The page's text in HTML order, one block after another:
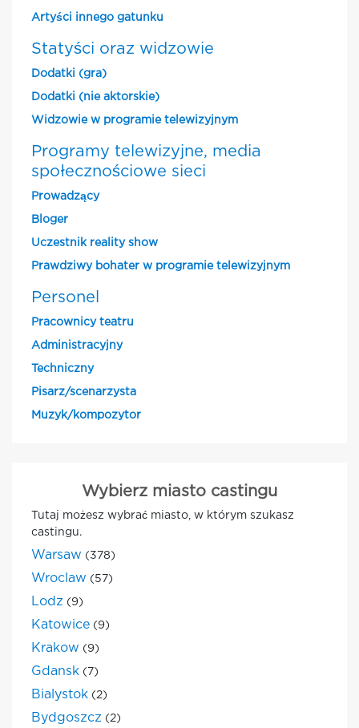
Artyści innego gatunku
Statyści oraz widzowie
Dodatki (gra)
Dodatki (nie aktorskie)
Widzowie w programie telewizyjnym
Programy telewizyjne, media
społecznościowe sieci
Prowadzący
Bloger
Uczestnik reality show
Prawdziwy bohater w programie telewizyjnym
Personel
Pracownicy teatru
Administracyjny
Techniczny
Pisarz/scenarzysta
Muzyk/kompozytor
Wybierz miasto castingu
Tutaj możesz wybrać miasto, w którym szukasz
castingu.
Warsaw (378)
Wroclaw (57)
Lodz (9)
Katowice (9)
Krakow (9)
Gdansk (7)
Bialystok (2)
Bydgoszcz (2)